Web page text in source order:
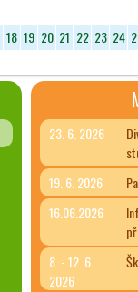
18 19 20 21 22 23 24
23. 6. 2026
19. 6. 2026
16.06.2026
8. - 12. 6.
2026